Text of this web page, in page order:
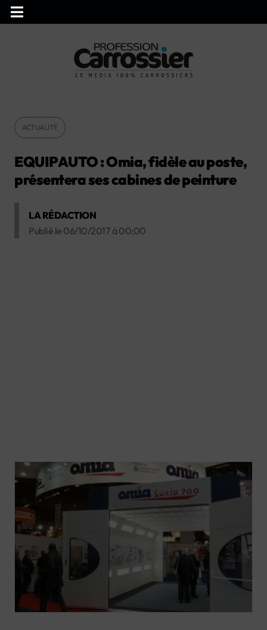
ACTUALITÉ
EQUIPAUTO : Omia, fidèle au poste,
présentera ses cabines de peinture
LA RÉDACTION
Publié le 06/10/2017 à 00:00